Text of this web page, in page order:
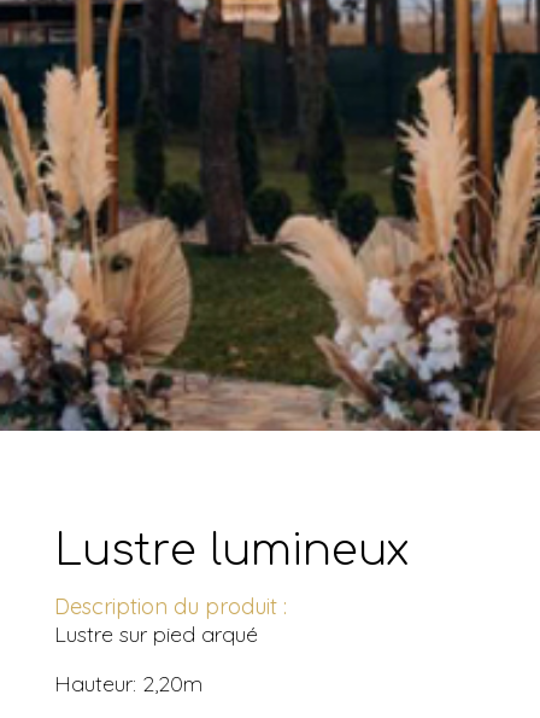
Lustre lumineux
Description du produit :
Lustre sur pied arqué
Hauteur: 2,20m